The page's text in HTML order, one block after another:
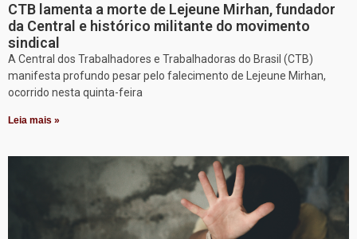
CTB lamenta a morte de Lejeune Mirhan, fundador
da Central e histórico militante do movimento
sindical
A Central dos Trabalhadores e Trabalhadoras do Brasil (CTB)
manifesta profundo pesar pelo falecimento de Lejeune Mirhan,
ocorrido nesta quinta-feira
Leia mais »